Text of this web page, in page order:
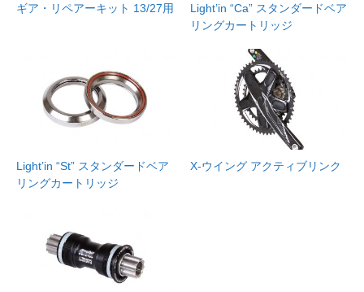
ギア・リペアーキット 13/27用
Light’in “Ca” スタンダードベア
リングカートリッジ
Light’in “St” スタンダードベア
リングカートリッジ
X-ウイング アクティブリンク